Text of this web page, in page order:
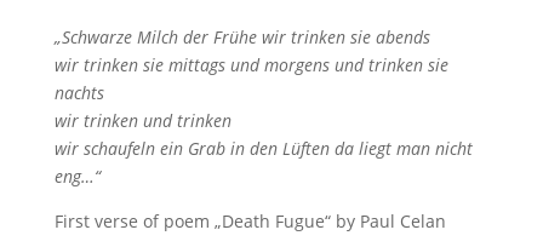
„Schwarze Milch der Frühe wir trinken sie abends
wir trinken sie mittags und morgens und trinken sie
nachts
wir trinken und trinken
wir schaufeln ein Grab in den Lüften da liegt man nicht
eng…“
First verse of poem „Death Fugue“ by Paul Celan